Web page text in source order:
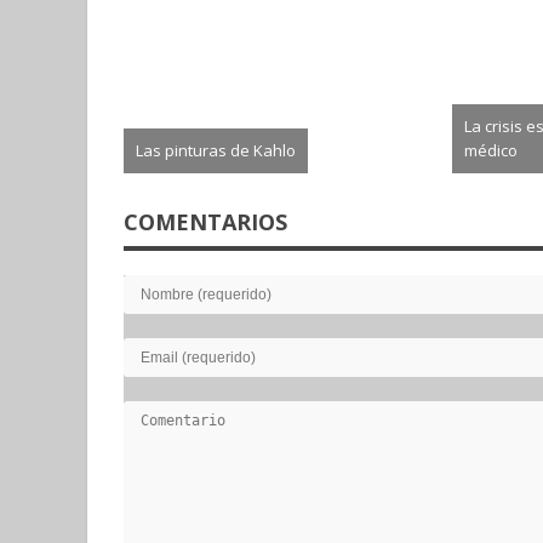
Las pinturas de Kahlo
La crisis
médico
COMENTARIOS